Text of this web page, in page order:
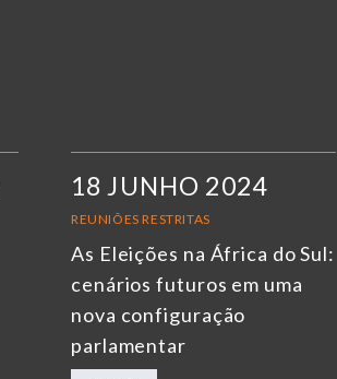
18 JUNHO 2024
REUNIÕES RESTRITAS
As Eleições na África do Sul:
cenários futuros em uma
nova configuração
parlamentar